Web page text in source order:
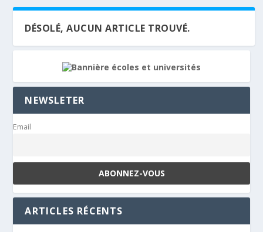
DÉSOLÉ, AUCUN ARTICLE TROUVÉ.
NEWSLETER
Email
ARTICLES RÉCENTS